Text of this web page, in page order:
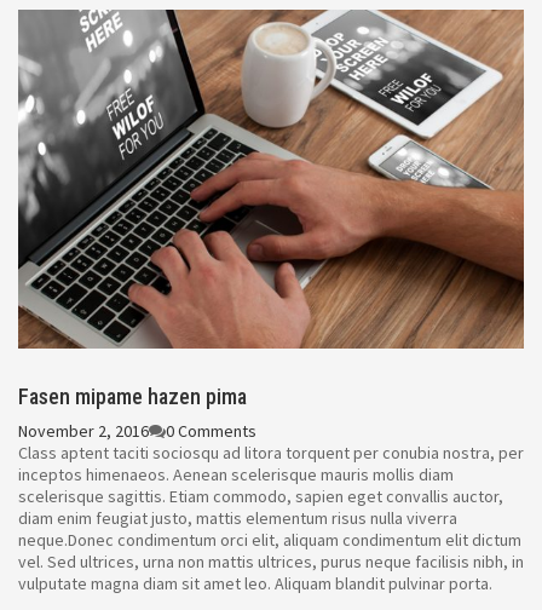
Fasen mipame hazen pima
November 2, 2016
0 Comments
Class aptent taciti sociosqu ad litora torquent per conubia nostra, per
inceptos himenaeos. Aenean scelerisque mauris mollis diam
scelerisque sagittis. Etiam commodo, sapien eget convallis auctor,
diam enim feugiat justo, mattis elementum risus nulla viverra
neque.Donec condimentum orci elit, aliquam condimentum elit dictum
vel. Sed ultrices, urna non mattis ultrices, purus neque facilisis nibh, in
vulputate magna diam sit amet leo. Aliquam blandit pulvinar porta.